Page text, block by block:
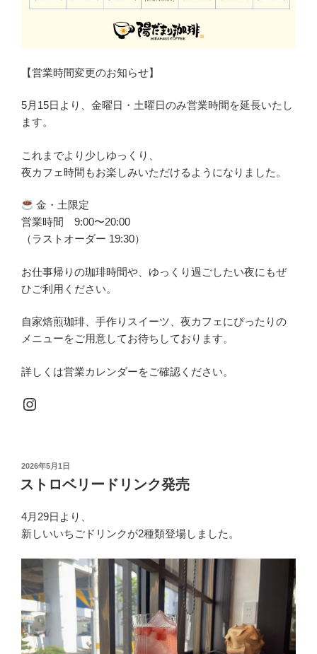
【営業時間変更のお知らせ】
5月15日より、金曜日・土曜日のみ営業時間を延長いたし
ます。
これまでより少しゆっくり、
夜カフェ時間もお楽しみいただけるようになりました。
金・土限定
営業時間 9:00〜20:00
（ラストオーダー 19:30）
お仕事帰りの珈琲時間や、ゆっくり過ごしたい夜にもぜ
ひご利用ください。
自家焙煎珈琲、手作りスイーツ、夜カフェにぴったりの
メニューをご用意してお待ちしております。
詳しくは営業カレンダーをご確認ください。
Instagram
投
稿
日:
2026年5月1日
ストロベリードリンク発売
4月29日より、
新しいいちごドリンクが2種類登場しました。